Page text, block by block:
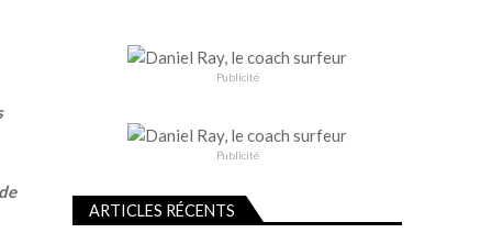
Publicité
Publicité
ARTICLES RÉCENTS